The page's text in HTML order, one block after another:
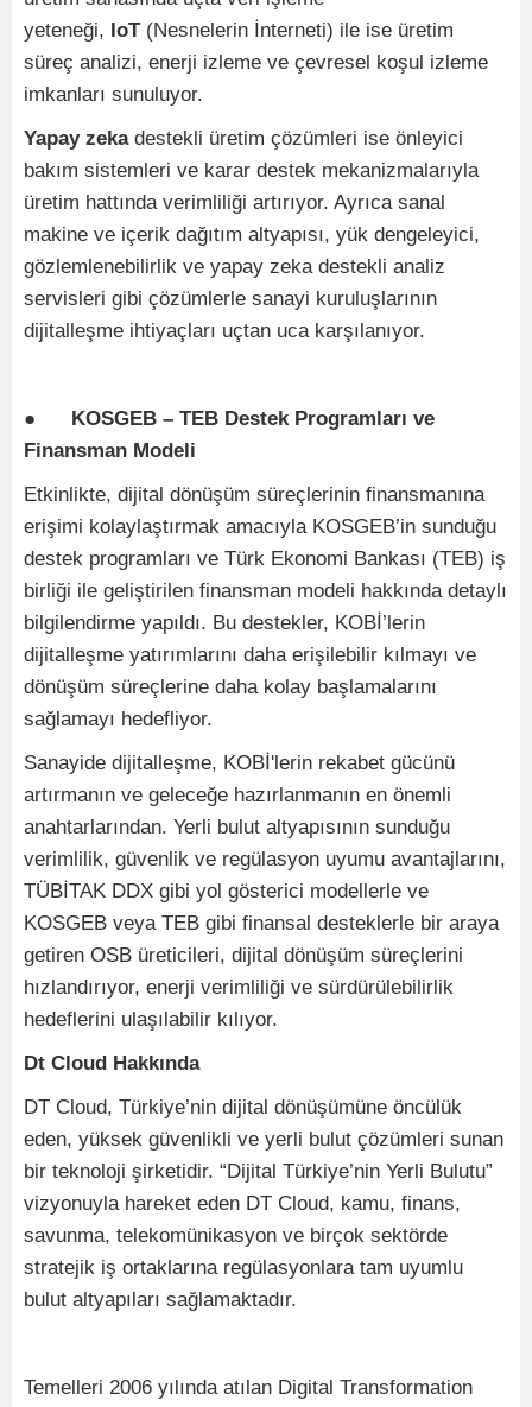
yeteneği, IoT(Nesnelerin İnterneti) ile ise üretim
süreç analizi, enerji izleme ve çevresel koşul izleme
imkanları sunuluyor.
Yapay zekadestekli üretim çözümleri ise önleyici
bakım sistemleri ve karar destek mekanizmalarıyla
üretim hattında verimliliği artırıyor. Ayrıca sanal
makine ve içerik dağıtım altyapısı, yük dengeleyici,
gözlemlenebilirlik ve yapay zeka destekli analiz
servisleri gibi çözümlerle sanayi kuruluşlarının
dijitalleşme ihtiyaçları uçtan uca karşılanıyor.
● KOSGEB – TEB Destek Programları ve
Finansman Modeli
Etkinlikte, dijital dönüşüm süreçlerinin finansmanına
erişimi kolaylaştırmak amacıyla KOSGEB’in sunduğu
destek programları ve Türk Ekonomi Bankası (TEB) iş
birliği ile geliştirilen finansman modeli hakkında detaylı
bilgilendirme yapıldı. Bu destekler, KOBİ’lerin
dijitalleşme yatırımlarını daha erişilebilir kılmayı ve
dönüşüm süreçlerine daha kolay başlamalarını
sağlamayı hedefliyor.
Sanayide dijitalleşme, KOBİ'lerin rekabet gücünü
artırmanın ve geleceğe hazırlanmanın en önemli
anahtarlarından. Yerli bulut altyapısının sunduğu
verimlilik, güvenlik ve regülasyon uyumu avantajlarını,
TÜBİTAK DDX gibi yol gösterici modellerle ve
KOSGEB veya TEB gibi finansal desteklerle bir araya
getiren OSB üreticileri, dijital dönüşüm süreçlerini
hızlandırıyor, enerji verimliliği ve sürdürülebilirlik
hedeflerini ulaşılabilir kılıyor.
Dt Cloud Hakkında
DT Cloud, Türkiye’nin dijital dönüşümüne öncülük
eden, yüksek güvenlikli ve yerli bulut çözümleri sunan
bir teknoloji şirketidir. “Dijital Türkiye’nin Yerli Bulutu”
vizyonuyla hareket eden DT Cloud, kamu, finans,
savunma, telekomünikasyon ve birçok sektörde
stratejik iş ortaklarına regülasyonlara tam uyumlu
bulut altyapıları sağlamaktadır.
Temelleri 2006 yılında atılan Digital Transformation